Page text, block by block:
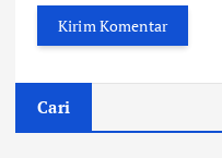
Cari